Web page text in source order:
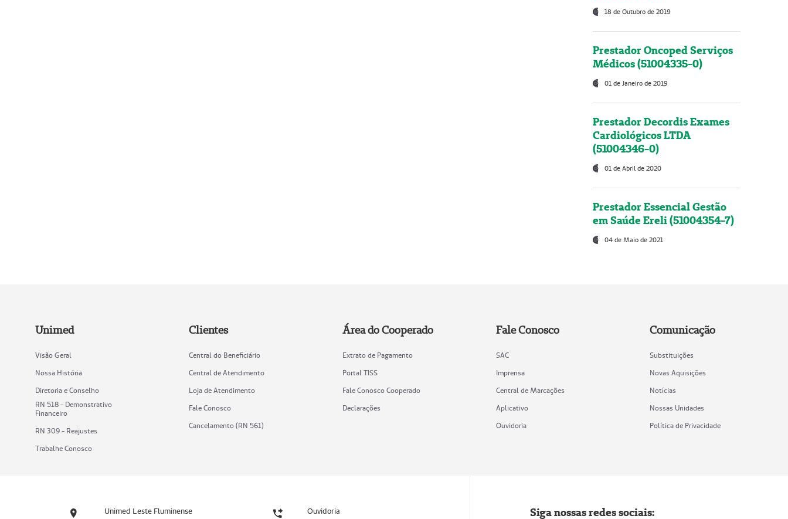
18 de Outubro de 2019
Prestador Oncoped Serviços
Médicos (51004335-0)
01 de Janeiro de 2019
Prestador Decordis Exames
Cardiológicos LTDA
(51004346-0)
01 de Abril de 2020
Prestador Essencial Gestão
em Saúde Ereli (51004354-7)
04 de Maio de 2021
Unimed
Visão Geral
Nossa História
Diretoria e Conselho
RN 518 - Demonstrativo
Financeiro
RN 309 - Reajustes
Trabalhe Conosco
Clientes
Central do Beneficiário
Central de Atendimento
Loja de Atendimento
Fale Conosco
Cancelamento (RN 561)
Área do Cooperado
Extrato de Pagamento
Portal TISS
Fale Conosco Cooperado
Declarações
Fale Conosco
SAC
Imprensa
Central de Marcações
Aplicativo
Ouvidoria
Comunicação
Substituições
Novas Aquisições
Notícias
Nossas Unidades
Política de Privacidade
Unimed Leste Fluminense Ouvidoria Siga nossas redes sociais: